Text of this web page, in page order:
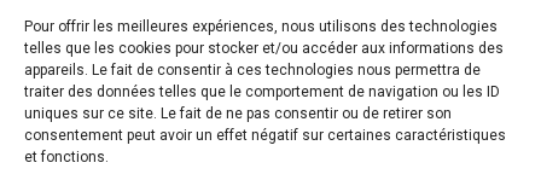
Pour offrir les meilleures expériences, nous utilisons des technologies
telles que les cookies pour stocker et/ou accéder aux informations des
appareils. Le fait de consentir à ces technologies nous permettra de
traiter des données telles que le comportement de navigation ou les ID
uniques sur ce site. Le fait de ne pas consentir ou de retirer son
consentement peut avoir un effet négatif sur certaines caractéristiques
et fonctions.
Recevez la newsletter